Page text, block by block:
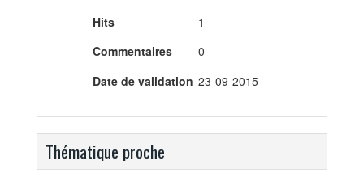
Hits
1
Commentaires
0
Date de validation 23-09-2015
Thématique proche